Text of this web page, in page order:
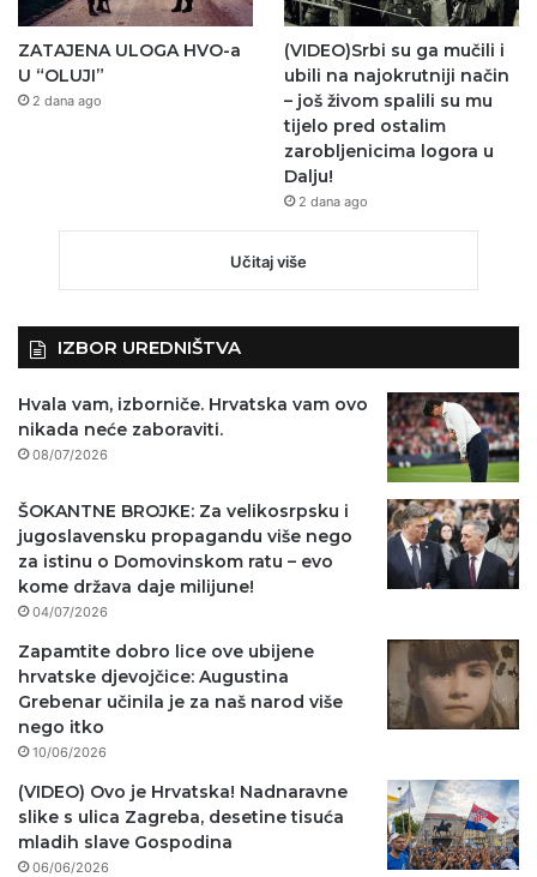
ZATAJENA ULOGA HVO-a
U “OLUJI”
2 dana ago
(VIDEO)Srbi su ga mučili i
ubili na najokrutniji način
– još živom spalili su mu
tijelo pred ostalim
zarobljenicima logora u
Dalju!
2 dana ago
Učitaj više
IZBOR UREDNIŠTVA
Hvala vam, izborniče. Hrvatska vam ovo
nikada neće zaboraviti.
08/07/2026
ŠOKANTNE BROJKE: Za velikosrpsku i
jugoslavensku propagandu više nego
za istinu o Domovinskom ratu – evo
kome država daje milijune!
04/07/2026
Zapamtite dobro lice ove ubijene
hrvatske djevojčice: Augustina
Grebenar učinila je za naš narod više
nego itko
10/06/2026
(VIDEO) Ovo je Hrvatska! Nadnaravne
slike s ulica Zagreba, desetine tisuća
mladih slave Gospodina
06/06/2026